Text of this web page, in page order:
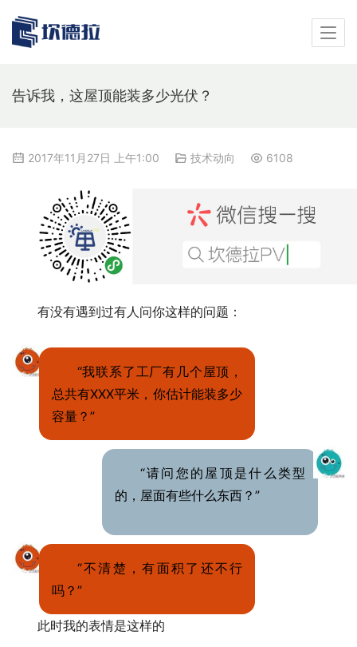
告诉我，这屋顶能装多少光伏？
2017年11月27日 上午1:00 技术动向 6108
有没有遇到过有人问你这样的问题：
“我联系了工厂有几个屋顶，
总共有XXX平米，你估计能装多少
容量？”
“请问您的屋顶是什么类型
的，屋面有些什么东西？”
“不清楚，有面积了还不行
吗？”
此时我的表情是这样的